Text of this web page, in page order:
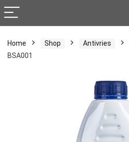
Home Shop Antivries
BSA001